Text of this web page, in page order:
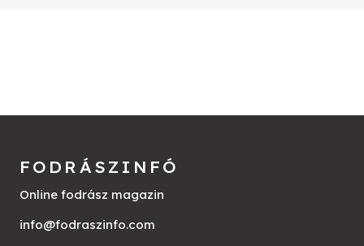
FODRÁSZINFÓ
Online fodrász magazin
info@fodraszinfo.com